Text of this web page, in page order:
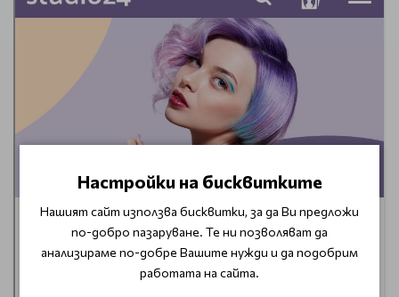
Настройки на бисквитките
Нашият сайт използва бисквитки, за да Ви предложи
по-добро пазаруване. Те ни позволяват да
анализираме по-добре Вашите нужди и да подобрим
работата на сайта.